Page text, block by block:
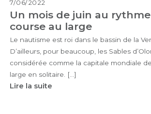
7/06/2022
Un mois de juin au
course au large
Le nautisme est roi dans le bassin de la
D’ailleurs, pour beaucoup, les Sables
considérée comme la capitale mondiale
large en solitaire. […]
Lire la suite